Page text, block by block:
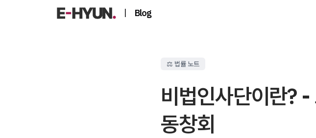
| Blog
⚖️ 법률 노트
비법인사단이란?
동창회